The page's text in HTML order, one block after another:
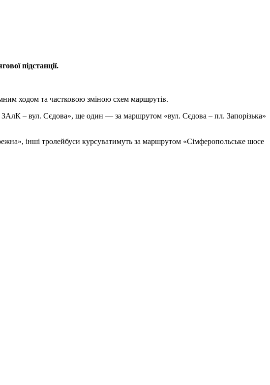
підстанції.
ходом та частковою зміною схем маршрутів.
– вул. Сєдова», ще один — за маршрутом «вул. Сєдова – пл. Запорізька»
інші тролейбуси курсуватимуть за маршрутом «Сімферопольське шосе